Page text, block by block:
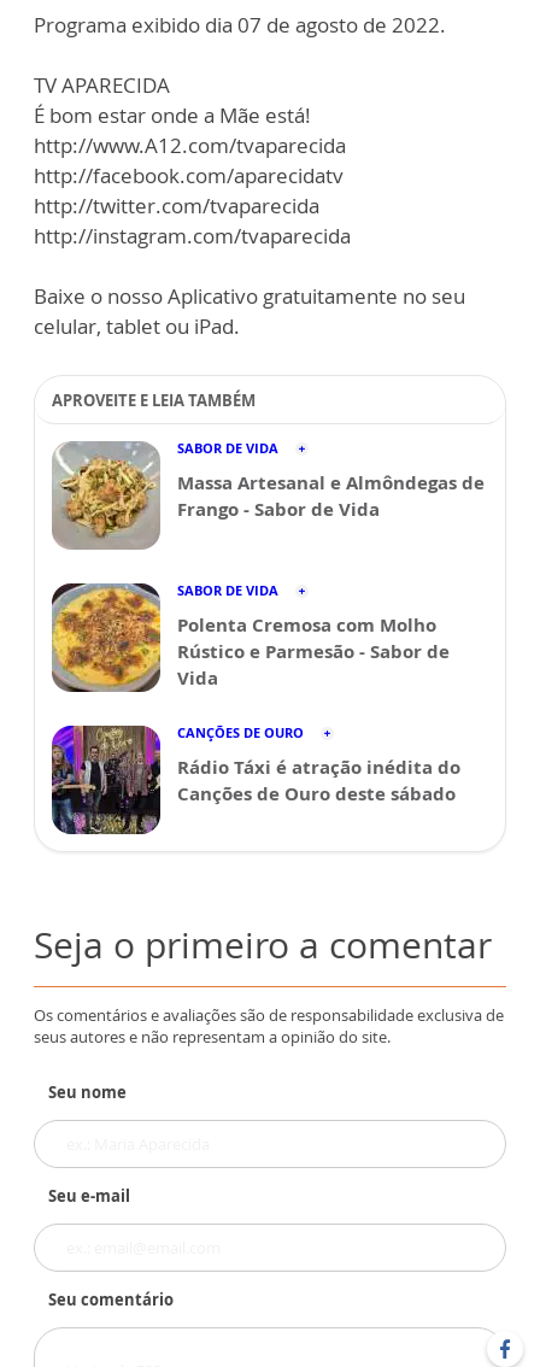
Programa exibido dia 07 de agosto de 2022.
TV APARECIDA
É bom estar onde a Mãe está!
http://www.A12.com/tvaparecida
http://facebook.com/aparecidatv
http://twitter.com/tvaparecida
http://instagram.com/tvaparecida
Baixe o nosso Aplicativo gratuitamente no seu
celular, tablet ou iPad.
APROVEITE E LEIA TAMBÉM
SABOR DE VIDA
Massa Artesanal e Almôndegas de
Frango - Sabor de Vida
SABOR DE VIDA
Polenta Cremosa com Molho
Rústico e Parmesão - Sabor de
Vida
CANÇÕES DE OURO
Rádio Táxi é atração inédita do
Canções de Ouro deste sábado
Seja o primeiro a comentar
Os comentários e avaliações são de responsabilidade exclusiva de
seus autores e não representam a opinião do site.
Seu nome
Seu e-mail
Seu comentário